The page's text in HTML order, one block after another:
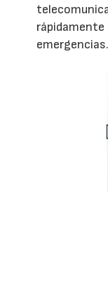
rápidamente
emergencias.